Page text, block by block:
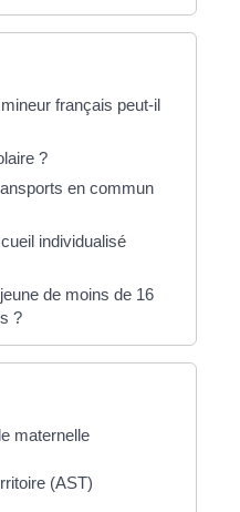
français peut-il
?
en commun
individualisé
de moins de 16
?
maternelle
(AST)